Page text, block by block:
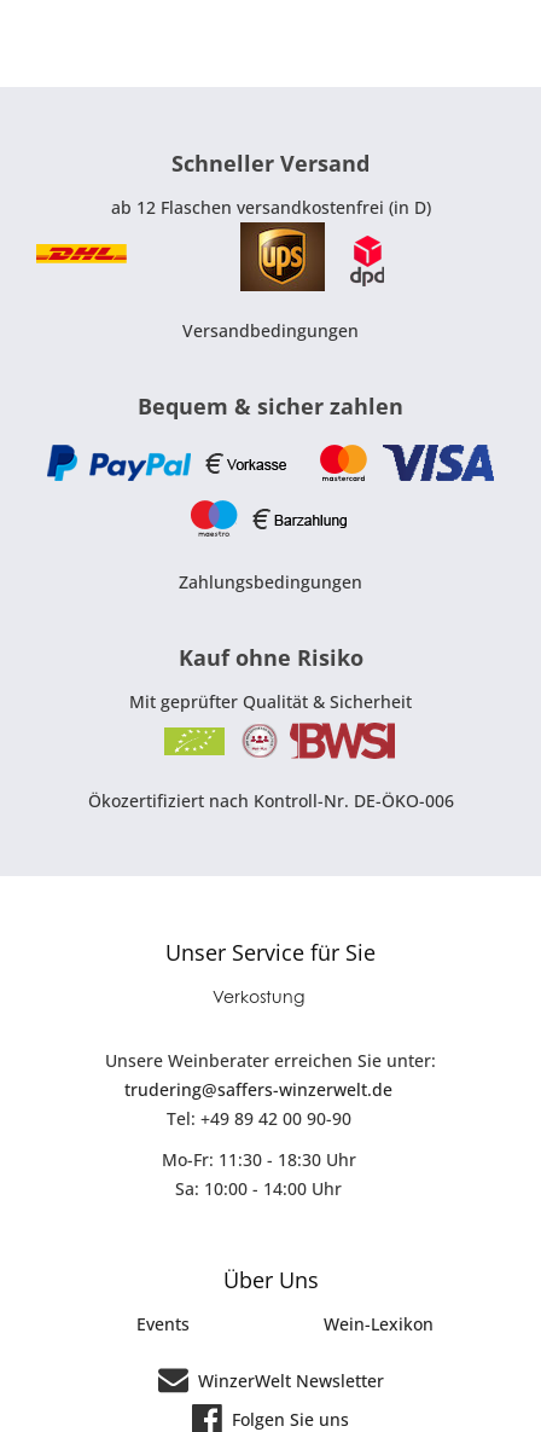
Schneller Versand
ab 12 Flaschen versandkostenfrei (in D)
Versandbedingungen
Bequem & sicher zahlen
Zahlungsbedingungen
Kauf ohne Risiko
Mit geprüfter Qualität & Sicherheit
Ökozertifiziert nach Kontroll-Nr. DE-ÖKO-006
Unser Service für Sie
Verkostung
Unsere Weinberater erreichen Sie unter:
trudering@saffers-winzerwelt.de
Tel: +49 89 42 00 90-90
Mo-Fr: 11:30 - 18:30 Uhr
Sa: 10:00 - 14:00 Uhr
Über Uns
Events Wein-Lexikon
WinzerWelt Newsletter
Folgen Sie uns